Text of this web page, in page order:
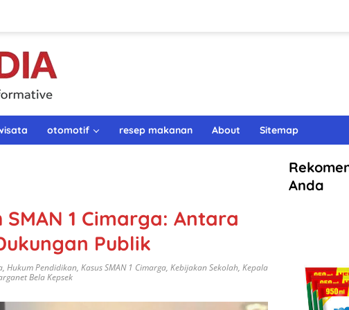
otomotif resep makanan About Sitemap
1 Cimarga: Antara
Publik
, Hukum Pendidikan, Kasus SMAN 1 Cimarga, Kebijakan Sekolah, Kepala
Bela Kepsek
Anda